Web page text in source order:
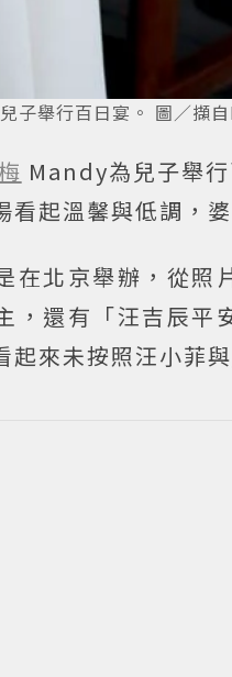
子舉行百日宴。 圖／擷
Mandy為兒子舉
看起溫馨與低調，
在北京舉辦，從照
，還有「汪吉辰平
起來未按照汪小菲與